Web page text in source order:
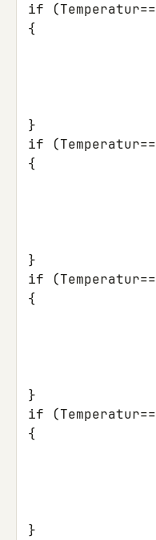
if
(Temperatur==
{
}
if
(Temperatur==
{
}
if
(Temperatur==
{
}
if
(Temperatur==
{
}